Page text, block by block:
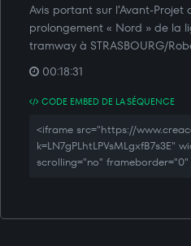
Avis portant sur l’Avant-Projet
prolongement « Nord » de la
tramway à STRASBOURG/
00:18:31
CODE EMBED DE LA SÉQUENCE
<iframe src="https://
k=LN7gPLhtLPVsMLgxfB7s3E"
scrolling="no"